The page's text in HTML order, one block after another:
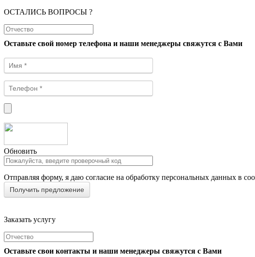
ОСТАЛИСЬ ВОПРОСЫ ?
Оставьте свой номер телефона и наши менеджеры свяжутся с Вами
Обновить
Отправляя форму, я даю согласие на обработку персональных данных в
Заказать услугу
Оставьте свои контакты и наши менеджеры свяжутся с Вами